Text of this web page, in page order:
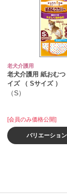
老犬介護用
老犬介護用 紙おむ
イズ （ Sサイズ ）
（S）
[会員のみ価格公開]
バリエーショ